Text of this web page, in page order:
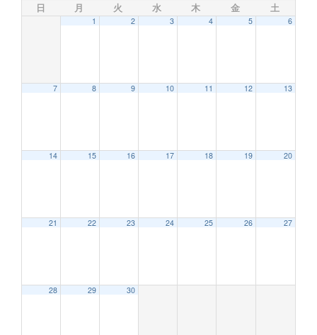
日 月 火 水 木 金 土
1 2 3 4 5 6
7 8 9 10 11 12 13
14 15 16 17 18 19 20
21 22 23 24 25 26 27
28 29 30
2:00 AM